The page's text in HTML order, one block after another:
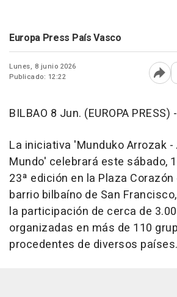
Europa Press País Vasco
Lunes, 8 junio 2026
Publicado: 12:22
BILBAO 8 Jun. (EUROPA PRESS) -
La iniciativa 'Munduko Arrozak
Mundo' celebrará este sábado,
23ª edición en la Plaza
barrio bilbaíno de San
la participación de cerca de
organizadas en más de 110
procedentes de diversos países.